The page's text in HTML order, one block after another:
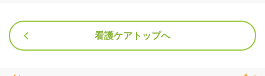
看護ケアトップへ